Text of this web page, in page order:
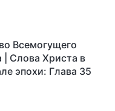
Всемогущего
| Слова Христа в
эпохи: Глава 35